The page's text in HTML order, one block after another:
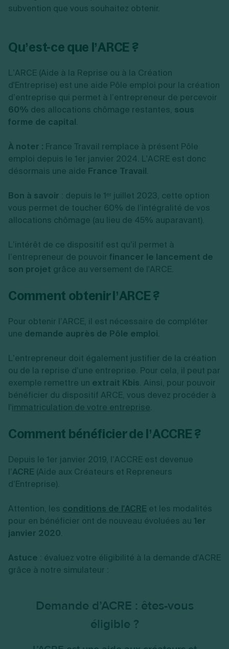
subvention que vous souhaitez obtenir.
Qu’est-ce que l’ARCE ?
L’ARCE (Aide à la Reprise ou à la Création
d'Entreprise) est une aide Pôle emploi pour la création
d’entreprise qui permet à l’entrepreneur de percevoir
60% des allocations chômage restantes, sous
forme de capital.
À noter : France Travail remplace à présent Pôle
emploi depuis le 1er janvier 2024. L'ACRE est donc
désormais une aide France Travail.
Bon à savoir : depuis le 1ᵉʳ juillet 2023, cette option
vous permet de toucher 60% de l’intégralité de vos
allocations chômage (au lieu de 45% auparavant).
L’intérêt de ce dispositif est qu’il permet à
l’entrepreneur de pouvoir financer le lancement de
son projet grâce au versement de l'ARCE.
Comment obtenir l’ARCE ?
Pour obtenir l’ARCE, il est nécessaire de compléter
une demande auprès de Pôle emploi.
L’entrepreneur doit également justifier de la création
ou de la reprise d’une entreprise. Pour cela, il peut par
exemple remettre un extrait Kbis. Ainsi, pour pouvoir
bénéficier du dispositif ARCE, vous devez procéder à
l'immatriculation de votre entreprise.
Comment bénéficier de l’ACCRE ?
Depuis le 1er janvier 2019, l’ACCRE est devenue
l’ACRE (Aide aux Créateurs et Repreneurs
d’Entreprise).
Attention, les conditions de l'ACRE et les modalités
pour en bénéficier ont de nouveau évoluées au 1er
janvier 2020.
Astuce : évaluez votre éligibilité à la demande d'ACRE
grâce à notre simulateur :